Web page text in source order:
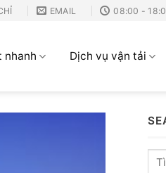
EMAIL 08:00 -
nhanh Dịch vụ vận tải